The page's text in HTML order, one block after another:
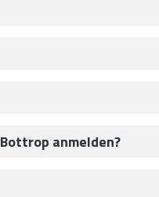
anmelden?